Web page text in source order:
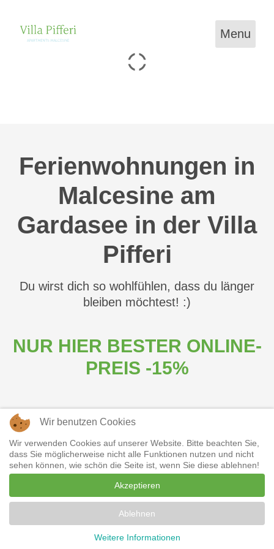
Menu
Ferienwohnungen in
Malcesine am
Gardasee in der Villa
Pifferi
Du wirst dich so wohlfühlen, dass du länger
bleiben möchtest! :)
NUR HIER BESTER ONLINE-
PREIS -15%
Willkommen
In einer einzigartigen Umgebung mit
unvergleichlichem Blick auf die
wunderschöne mittelalterliche Burg von
Malcesine liegt die Villa mit ihren
PRENOTA ORA CONTATTA
Wir benutzen Cookies
Wir verwenden Cookies auf unserer Website. Bitte beachten Sie,
dass Sie möglicherweise nicht alle Funktionen nutzen und nicht
sehen können, wie schön die Seite ist, wenn Sie diese ablehnen!
Akzeptieren
Ablehnen
Weitere Informationen